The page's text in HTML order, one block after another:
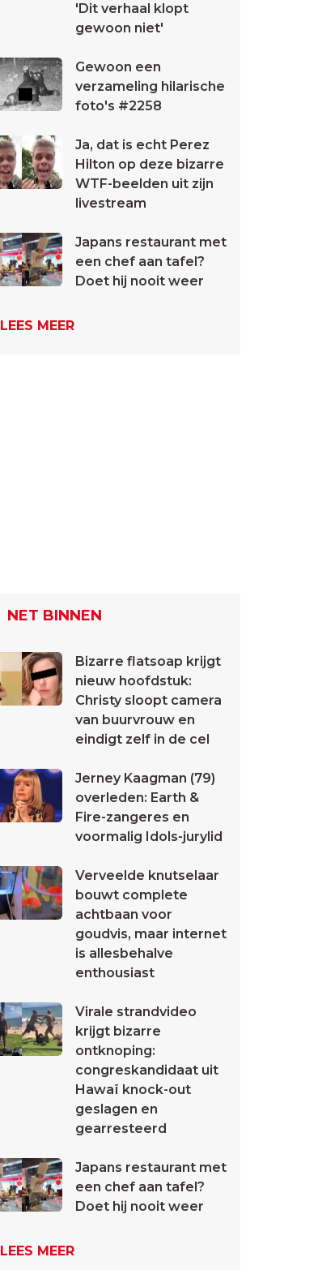
'Dit verhaal klopt
gewoon niet'
Gewoon een
verzameling hilarische
foto's #2258
Ja, dat is echt Perez
Hilton op deze bizarre
WTF-beelden uit zijn
livestream
Japans restaurant met
een chef aan tafel?
Doet hij nooit weer
LEES MEER
NET BINNEN
Bizarre flatsoap krijgt
nieuw hoofdstuk:
Christy sloopt camera
van buurvrouw en
eindigt zelf in de cel
Jerney Kaagman (79)
overleden: Earth &
Fire-zangeres en
voormalig Idols-jurylid
Verveelde knutselaar
bouwt complete
achtbaan voor
goudvis, maar internet
is allesbehalve
enthousiast
Virale strandvideo
krijgt bizarre
ontknoping:
congreskandidaat uit
Hawaï knock-out
geslagen en
gearresteerd
Japans restaurant met
een chef aan tafel?
Doet hij nooit weer
LEES MEER